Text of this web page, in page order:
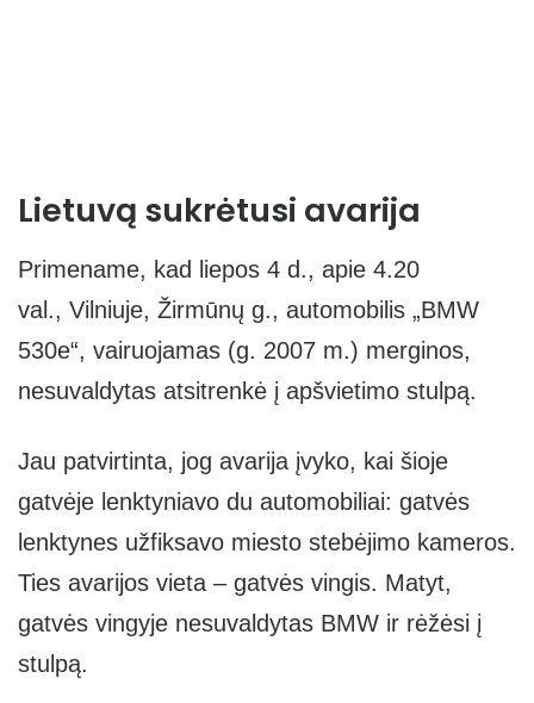
Lietuvą sukrėtusi avarija
Primename, kad liepos 4 d., apie 4.20
val., Vilniuje, Žirmūnų g., automobilis „BMW
530e“, vairuojamas (g. 2007 m.) merginos,
nesuvaldytas atsitrenkė į apšvietimo stulpą.
Jau patvirtinta, jog avarija įvyko, kai šioje
gatvėje lenktyniavo du automobiliai: gatvės
lenktynes užfiksavo miesto stebėjimo kameros.
Ties avarijos vieta – gatvės vingis. Matyt,
gatvės vingyje nesuvaldytas BMW ir rėžėsi į
stulpą.